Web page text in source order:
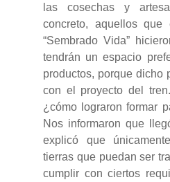
las cosechas y
concreto, aquellos
“Sembrado Vida”
tendrán un espacio
productos, porque dicho
con el proyecto del
¿cómo lograron formar
Nos informaron que
explicó que
tierras que puedan ser
cumplir con ciertos